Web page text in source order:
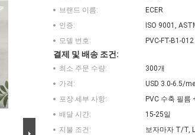
브랜드 이름:
ECER
인증:
ISO 9001,
모델 번호:
PVC-FT-B1-012
결제 및 배송 조건:
최소 주문 수량:
300개
가격:
USD 3.0-6.5/
포장 세부 사항:
PVC 수축 필름
배달 시간:
15-25일
지불 조건:
보자마자 T/T,